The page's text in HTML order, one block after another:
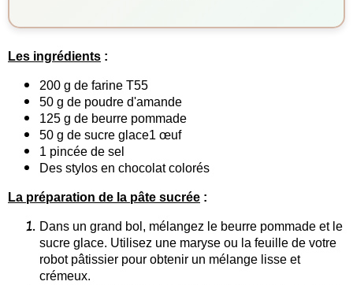
Les ingrédients :
200 g de farine T55
50 g de poudre d'amande
125 g de beurre pommade
50 g de sucre glace1 œuf
1 pincée de sel
Des stylos en chocolat colorés
La préparation de la pâte sucrée :
Dans un grand bol, mélangez le beurre pommade et le
sucre glace. Utilisez une maryse ou la feuille de votre
robot pâtissier pour obtenir un mélange lisse et
crémeux.